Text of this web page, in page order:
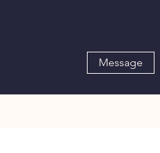
Message